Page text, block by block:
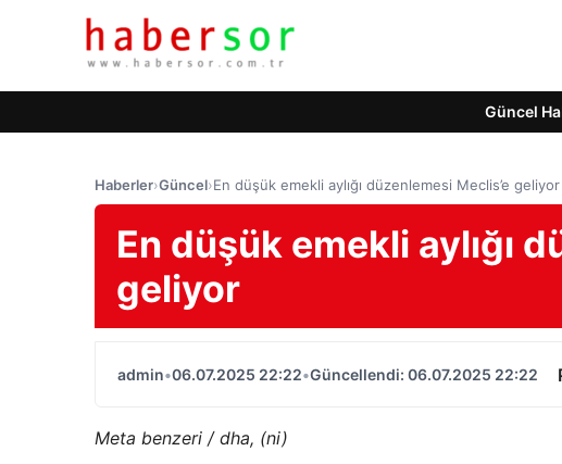
Güncel
Haberler›Güncel›En düşük emekli aylığı düzenlemesi Meclis’e geliyor
En düşük emekli aylığı
geliyor
admin•06.07.2025 22:22•Güncellendi: 06.07.2025 22:22
Meta benzeri / dha, (ni)